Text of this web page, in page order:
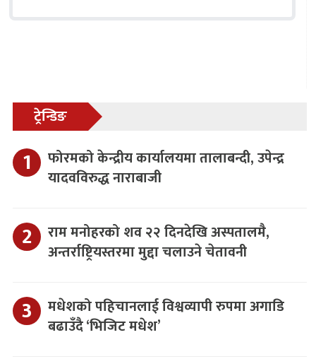
ट्रेन्डिङ
फोरमको केन्द्रीय कार्यालयमा तालाबन्दी, उपेन्द्र
यादवविरुद्ध नाराबाजी
राम मनोहरको शव २२ दिनदेखि अस्पतालमै,
अन्तर्राष्ट्रियस्तरमा मुद्दा चलाउने चेतावनी
मधेशको पहिचानलाई विश्वव्यापी रुपमा अगाडि
बढाउँदै ‘भिजिट मधेश’